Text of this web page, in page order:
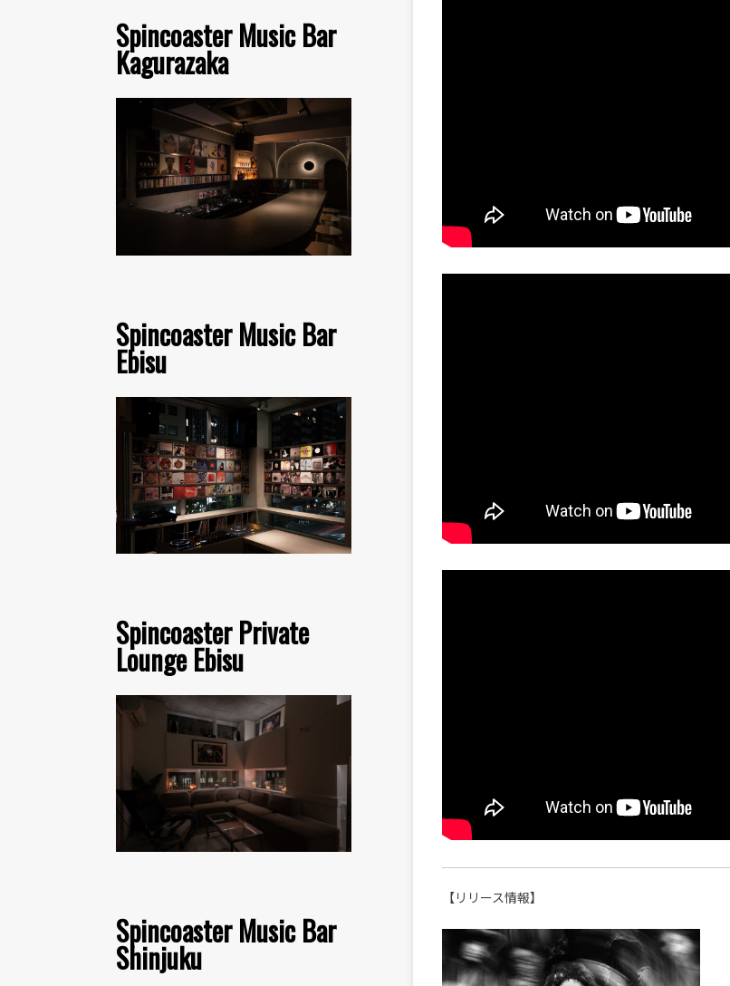
Spincoaster Music Bar
Kagurazaka
Spincoaster Music Bar
Ebisu
Spincoaster Private
Lounge Ebisu
Spincoaster Music Bar
Shinjuku
【リリース情報】